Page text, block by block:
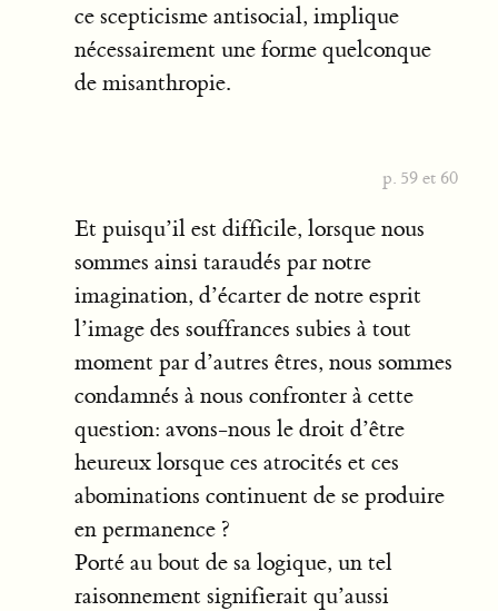
ce scepticisme antisocial, implique
nécessairement une forme quelconque
de misanthropie.
p. 59 et 60
Et puisqu’il est difficile, lorsque nous
sommes ainsi taraudés par notre
imagination, d’écarter de notre esprit
l’image des souffrances subies à tout
moment par d’autres êtres, nous sommes
condamnés à nous confronter à cette
question: avons-nous le droit d’être
heureux lorsque ces atrocités et ces
abominations continuent de se produire
en permanence ?
Porté au bout de sa logique, un tel
raisonnement signifierait qu’aussi